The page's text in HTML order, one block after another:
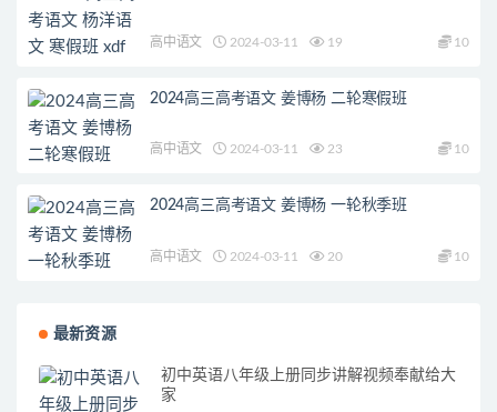
高中语文 2024-03-11 19 10
2024高三高考语文 姜博杨 二轮寒假班
高中语文 2024-03-11 23 10
2024高三高考语文 姜博杨 一轮秋季班
高中语文 2024-03-11 20 10
最新资源
初中英语八年级上册同步讲解视频奉献给大
家